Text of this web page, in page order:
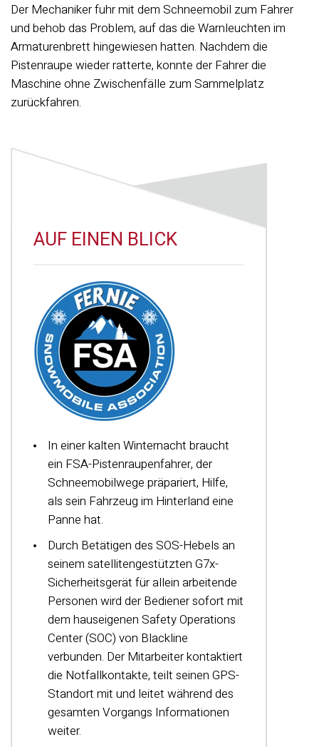
Der Mechaniker fuhr mit dem Schneemobil zum Fahrer
und behob das Problem, auf das die Warnleuchten im
Armaturenbrett hingewiesen hatten. Nachdem die
Pistenraupe wieder ratterte, konnte der Fahrer die
Maschine ohne Zwischenfälle zum Sammelplatz
zurückfahren.
AUF EINEN BLICK
In einer kalten Winternacht braucht
ein FSA-Pistenraupenfahrer, der
Schneemobilwege präpariert, Hilfe,
als sein Fahrzeug im Hinterland eine
Panne hat.
Durch Betätigen des SOS-Hebels an
seinem satellitengestützten G7x-
Sicherheitsgerät für allein arbeitende
Personen wird der Bediener sofort mit
dem hauseigenen Safety Operations
Center (SOC) von Blackline
verbunden. Der Mitarbeiter kontaktiert
die Notfallkontakte, teilt seinen GPS-
Standort mit und leitet während des
gesamten Vorgangs Informationen
weiter.